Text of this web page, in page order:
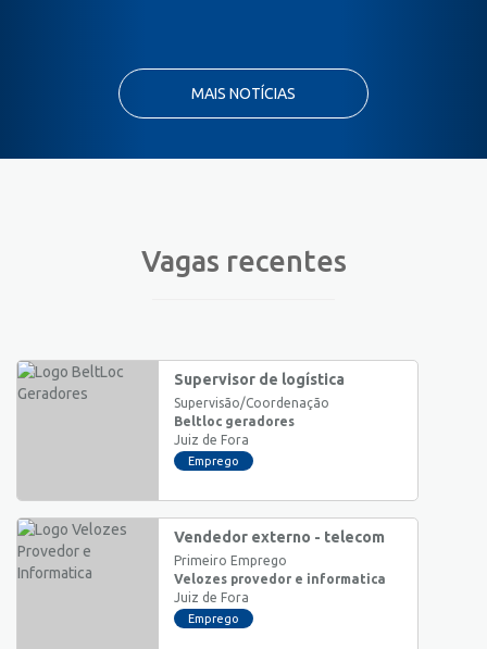
MAIS NOTÍCIAS
Vagas recentes
Supervisor de logística
Supervisão/Coordenação
Beltloc geradores
Juiz de Fora
Emprego
Vendedor externo - telecom
Primeiro Emprego
Velozes provedor e informatica
Juiz de Fora
Emprego